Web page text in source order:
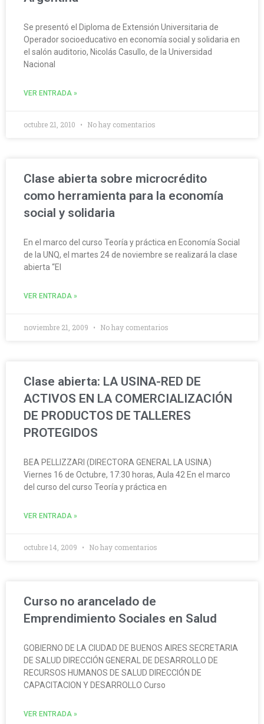
Se presentó el Diploma de Extensión Universitaria de
Operador socioeducativo en economía social y solidaria en
el salón auditorio, Nicolás Casullo, de la Universidad
Nacional
VER ENTRADA »
octubre 21, 2010 No hay comentarios
Clase abierta sobre microcrédito
como herramienta para la economía
social y solidaria
En el marco del curso Teoría y práctica en Economía Social
de la UNQ, el martes 24 de noviembre se realizará la clase
abierta “El
VER ENTRADA »
noviembre 21, 2009 No hay comentarios
Clase abierta: LA USINA-RED DE
ACTIVOS EN LA COMERCIALIZACIÓN
DE PRODUCTOS DE TALLERES
PROTEGIDOS
BEA PELLIZZARI (DIRECTORA GENERAL LA USINA)
Viernes 16 de Octubre, 17:30 horas, Aula 42 En el marco
del curso del curso Teoría y práctica en
VER ENTRADA »
octubre 14, 2009 No hay comentarios
Curso no arancelado de
Emprendimiento Sociales en Salud
GOBIERNO DE LA CIUDAD DE BUENOS AIRES SECRETARIA
DE SALUD DIRECCIÓN GENERAL DE DESARROLLO DE
RECURSOS HUMANOS DE SALUD DIRECCIÓN DE
CAPACITACION Y DESARROLLO Curso
VER ENTRADA »